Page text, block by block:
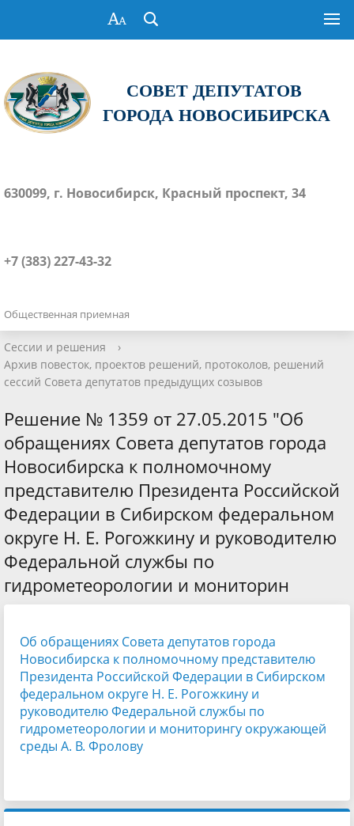
СОВЕТ ДЕПУТАТОВ
ГОРОДА НОВОСИБИРСКА
630099, г. Новосибирск, Красный проспект, 34
+7 (383) 227-43-32
Общественная приемная
Сессии и решения
›
Архив повесток, проектов решений, протоколов, решений
сессий Совета депутатов предыдущих созывов
Решение № 1359 от 27.05.2015 "Об
обращениях Совета депутатов города
Новосибирска к полномочному
представителю Президента Российской
Федерации в Сибирском федеральном
округе Н. Е. Рогожкину и руководителю
Федеральной службы по
гидрометеорологии и мониторин
Об обращениях Совета депутатов города
Новосибирска к полномочному представителю
Президента Российской Федерации в Сибирском
федеральном округе Н. Е. Рогожкину и
руководителю Федеральной службы по
гидрометеорологии и мониторингу окружающей
среды А. В. Фролову